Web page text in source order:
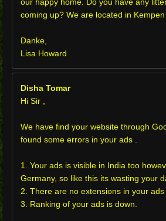
coming up? We are located in Kempen
Danke,
Lisa Howard
Disha Tomar
Hi Sir ,
We have find your website through
found some errors in your ads .
1. Your ads is visible in India too
Germany, so like this its wasting your
2. There are no extensions in your ads
3. Ranking of your ads is down.